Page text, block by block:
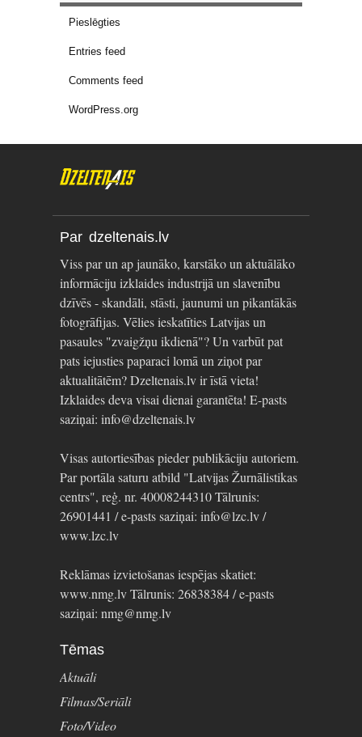
Pieslēgties
Entries feed
Comments feed
WordPress.org
Par dzeltenais.lv
Viss par un ap jaunāko, karstāko un aktuālāko
informāciju izklaides industrijā un slavenību
dzīvēs - skandāli, stāsti, jaunumi un pikantākās
fotogrāfijas. Vēlies ieskatīties Latvijas un
pasaules "zvaigžņu ikdienā"? Un varbūt pat
pats iejusties paparaci lomā un ziņot par
aktualitātēm? Dzeltenais.lv ir īstā vieta!
Izklaides deva visai dienai garantēta! E-pasts
saziņai: info@dzeltenais.lv
Visas autortiesības pieder publikāciju autoriem.
Par portāla saturu atbild "Latvijas Žurnālistikas
centrs", reģ. nr. 40008244310 Tālrunis:
26901441 / e-pasts saziņai: info@lzc.lv /
www.lzc.lv
Reklāmas izvietošanas iespējas skatiet:
www.nmg.lv Tālrunis: 26838384 / e-pasts
saziņai: nmg@nmg.lv
Tēmas
Aktuāli
Filmas/Seriāli
Foto/Video